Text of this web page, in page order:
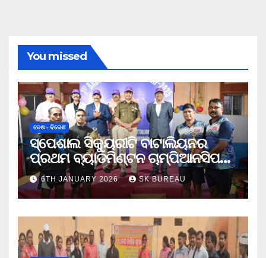
You missed
ଦେଶ - ବିଦେଶ
ସ୍ପେଶାଲ ସିକ୍ୟୁରୀଟି ବାଟାଲିୟନର
ପ୍ରଥମ ବ୍ୟାଡମିଣ୍ଟନ ଚାମ୍ପିଆନସିପ
ଉଦଯାପିତ
6TH JANUARY 2026 SK BUREAU